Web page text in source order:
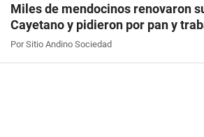
Miles de mendocinos renovaron
Cayetano y pidieron por pan y
Por Sitio Andino Sociedad